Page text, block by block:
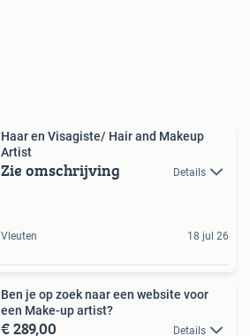
Haar en Visagiste/ Hair and Makeup
Artist
Zie omschrijving Details
Vleuten 18 jul 26
Ben je op zoek naar een website voor
een Make-up artist?
€ 289,00 Details